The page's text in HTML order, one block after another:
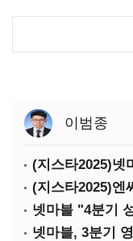
이범종
넷마블 "4분기
넷마블, 3분기